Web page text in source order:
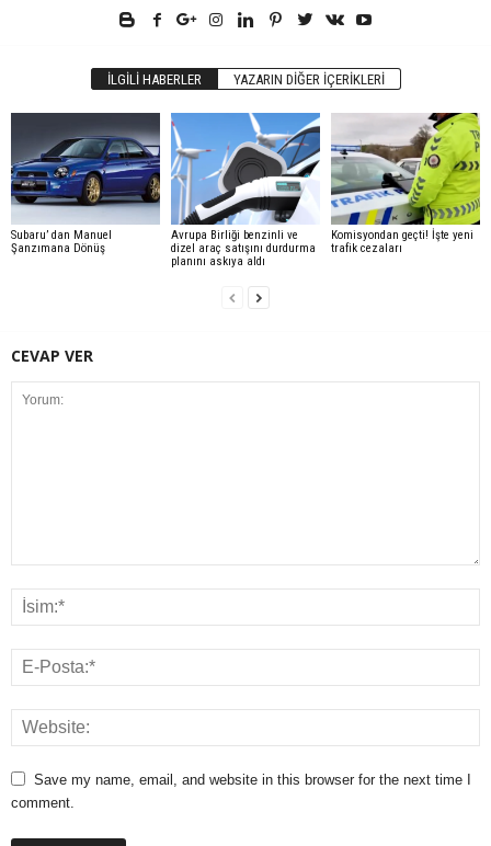
İLGILI HABERLER YAZARIN DIĞER İÇERIKLERI
Subaru’ dan Manuel
Şanzımana Dönüş
Avrupa Birliği benzinli ve
dizel araç satışını durdurma
planını askıya aldı
Komisyondan geçti! İşte yeni
trafik cezaları
CEVAP VER
Save my name, email, and website in this browser for the next time I
comment.